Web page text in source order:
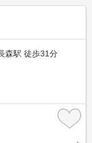
森駅 徒歩31分